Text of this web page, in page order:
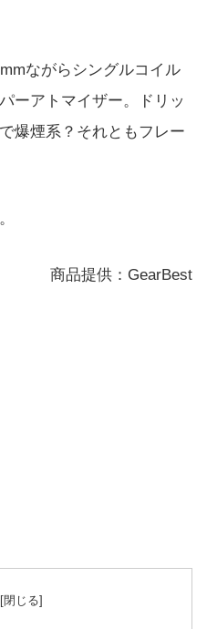
ながらシングルコイル
ーアトマイザー。ドリッ
爆煙系？それともフレー
商品提供：GearBest